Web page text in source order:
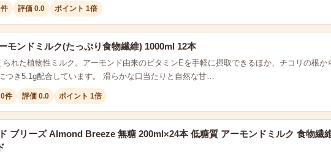
評価 0.0 ポイント 1倍
モンドミルク(たっぷり食物繊維) 1000ml 12本
られた植物性ミルク。アーモンド由来のビタミンEを手軽に摂取できるほか、チコリの根か
つき5.1g配合しています。 滑らかな口当たりと自然な甘…
件 評価 0.0 ポイント 1倍
ブリーズ Almond Breeze 無糖 200ml×24本 低糖質 アーモンドミルク 食物